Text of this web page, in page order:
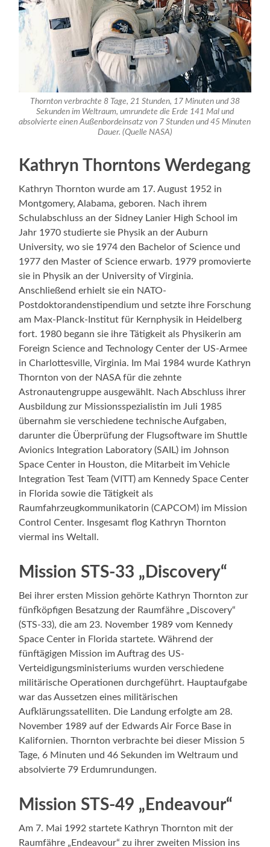
Thornton verbrachte 8 Tage, 21 Stunden, 17 Minuten und 38
Sekunden im Weltraum, umrundete die Erde 141 Mal und
absolvierte einen Außenbordeinsatz von 7 Stunden und 45 Minuten
Dauer. (Quelle NASA)
Kathryn Thorntons Werdegang
Kathryn Thornton wurde am 17. August 1952 in
Montgomery, Alabama, geboren. Nach ihrem
Schulabschluss an der Sidney Lanier High School im
Jahr 1970 studierte sie Physik an der Auburn
University, wo sie 1974 den Bachelor of Science und
1977 den Master of Science erwarb. 1979 promovierte
sie in Physik an der University of Virginia.
Anschließend erhielt sie ein NATO-
Postdoktorandenstipendium und setzte ihre Forschung
am Max-Planck-Institut für Kernphysik in Heidelberg
fort. 1980 begann sie ihre Tätigkeit als Physikerin am
Foreign Science and Technology Center der US-Armee
in Charlottesville, Virginia. Im Mai 1984 wurde Kathryn
Thornton von der NASA für die zehnte
Astronautengruppe ausgewählt. Nach Abschluss ihrer
Ausbildung zur Missionsspezialistin im Juli 1985
übernahm sie verschiedene technische Aufgaben,
darunter die Überprüfung der Flugsoftware im Shuttle
Avionics Integration Laboratory (SAIL) im Johnson
Space Center in Houston, die Mitarbeit im Vehicle
Integration Test Team (VITT) am Kennedy Space Center
in Florida sowie die Tätigkeit als
Raumfahrzeugkommunikatorin (CAPCOM) im Mission
Control Center. Insgesamt flog Kathryn Thornton
viermal ins Weltall.
Mission STS-33 „Discovery“
Bei ihrer ersten Mission gehörte Kathryn Thornton zur
fünfköpfigen Besatzung der Raumfähre „Discovery“
(STS-33), die am 23. November 1989 vom Kennedy
Space Center in Florida startete. Während der
fünftägigen Mission im Auftrag des US-
Verteidigungsministeriums wurden verschiedene
militärische Operationen durchgeführt. Hauptaufgabe
war das Aussetzen eines militärischen
Aufklärungssatelliten. Die Landung erfolgte am 28.
November 1989 auf der Edwards Air Force Base in
Kalifornien. Thornton verbrachte bei dieser Mission 5
Tage, 6 Minuten und 46 Sekunden im Weltraum und
absolvierte 79 Erdumrundungen.
Mission STS-49 „Endeavour“
Am 7. Mai 1992 startete Kathryn Thornton mit der
Raumfähre „Endeavour“ zu ihrer zweiten Mission ins